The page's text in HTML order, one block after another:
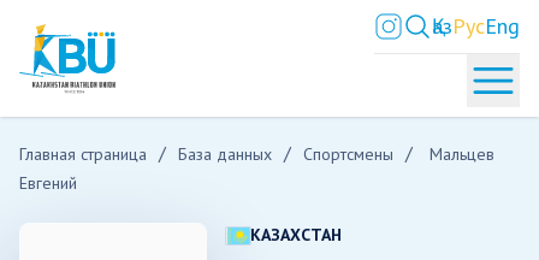
ҚазРусEng
Главная страница База данных Спортсмены
Мальцев
Евгений
КАЗАХСТАН